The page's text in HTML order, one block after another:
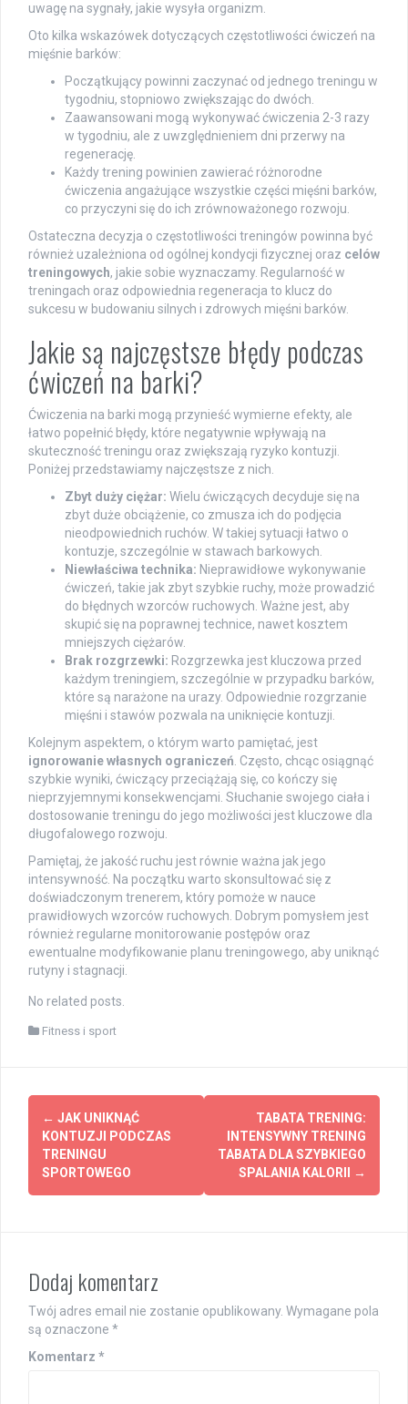
uwagę na sygnały, jakie wysyła organizm.
Oto kilka wskazówek dotyczących częstotliwości ćwiczeń na
mięśnie barków:
Początkujący powinni zaczynać od jednego treningu w
tygodniu, stopniowo zwiększając do dwóch.
Zaawansowani mogą wykonywać ćwiczenia 2-3 razy
w tygodniu, ale z uwzględnieniem dni przerwy na
regenerację.
Każdy trening powinien zawierać różnorodne
ćwiczenia angażujące wszystkie części mięśni barków,
co przyczyni się do ich zrównoważonego rozwoju.
Ostateczna decyzja o częstotliwości treningów powinna być
również uzależniona od ogólnej kondycji fizycznej oraz celów
treningowych, jakie sobie wyznaczamy. Regularność w
treningach oraz odpowiednia regeneracja to klucz do
sukcesu w budowaniu silnych i zdrowych mięśni barków.
Jakie są najczęstsze błędy podczas
ćwiczeń na barki?
Ćwiczenia na barki mogą przynieść wymierne efekty, ale
łatwo popełnić błędy, które negatywnie wpływają na
skuteczność treningu oraz zwiększają ryzyko kontuzji.
Poniżej przedstawiamy najczęstsze z nich.
Zbyt duży ciężar: Wielu ćwiczących decyduje się na
zbyt duże obciążenie, co zmusza ich do podjęcia
nieodpowiednich ruchów. W takiej sytuacji łatwo o
kontuzje, szczególnie w stawach barkowych.
Niewłaściwa technika: Nieprawidłowe wykonywanie
ćwiczeń, takie jak zbyt szybkie ruchy, może prowadzić
do błędnych wzorców ruchowych. Ważne jest, aby
skupić się na poprawnej technice, nawet kosztem
mniejszych ciężarów.
Brak rozgrzewki: Rozgrzewka jest kluczowa przed
każdym treningiem, szczególnie w przypadku barków,
które są narażone na urazy. Odpowiednie rozgrzanie
mięśni i stawów pozwala na uniknięcie kontuzji.
Kolejnym aspektem, o którym warto pamiętać, jest
ignorowanie własnych ograniczeń. Często, chcąc osiągnąć
szybkie wyniki, ćwiczący przeciążają się, co kończy się
nieprzyjemnymi konsekwencjami. Słuchanie swojego ciała i
dostosowanie treningu do jego możliwości jest kluczowe dla
długofalowego rozwoju.
Pamiętaj, że jakość ruchu jest równie ważna jak jego
intensywność. Na początku warto skonsultować się z
doświadczonym trenerem, który pomoże w nauce
prawidłowych wzorców ruchowych. Dobrym pomysłem jest
również regularne monitorowanie postępów oraz
ewentualne modyfikowanie planu treningowego, aby uniknąć
rutyny i stagnacji.
No related posts.
Fitness i sport
Post
navigation
← JAK UNIKNĄĆ
KONTUZJI PODCZAS
TRENINGU
SPORTOWEGO
TABATA TRENING:
INTENSYWNY TRENING
TABATA DLA SZYBKIEGO
SPALANIA KALORII
→
Dodaj komentarz
Twój adres email nie zostanie opublikowany. Wymagane pola
są oznaczone *
Komentarz *